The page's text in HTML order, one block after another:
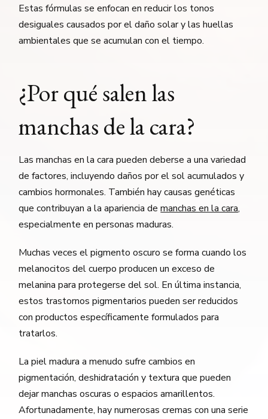
Estas fórmulas se enfocan en reducir los tonos
desiguales causados por el daño solar y las huellas
ambientales que se acumulan con el tiempo.
¿Por qué salen las
manchas de la cara?
Las manchas en la cara pueden deberse a una variedad
de factores, incluyendo daños por el sol acumulados y
cambios hormonales. También hay causas genéticas
que contribuyan a la apariencia demanchas en la cara,
especialmente en personas maduras.
Muchas veces el pigmento oscuro se forma cuando los
melanocitos del cuerpo producen un exceso de
melanina para protegerse del sol. En última instancia,
estos trastornos pigmentarios pueden ser reducidos
con productos específicamente formulados para
tratarlos.
La piel madura a menudo sufre cambios en
pigmentación, deshidratación y textura que pueden
dejar manchas oscuras o espacios amarillentos.
Afortunadamente, hay numerosas cremas con una serie